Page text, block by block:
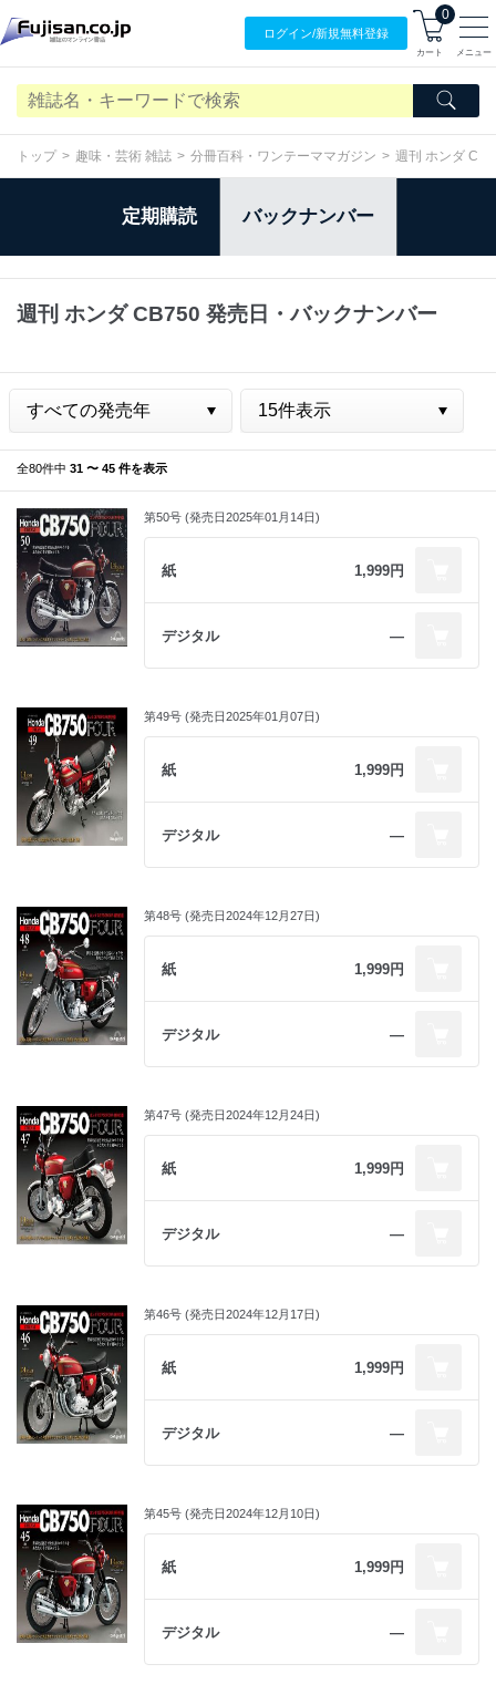
ログイン/新規無料登録
0
カート メニュー
トップ 趣味・芸術 雑誌 分冊百科・ワンテーママガジン 週刊 ホンダ
定期購読 バックナンバー
週刊 ホンダ CB750 発売日・バックナンバー
全80件中 31 〜 45 件を表示
第50号 (発売日2025年01月14日)
紙 1,999円
デジタル ―
第49号 (発売日2025年01月07日)
紙 1,999円
デジタル ―
第48号 (発売日2024年12月27日)
紙 1,999円
デジタル ―
第47号 (発売日2024年12月24日)
紙 1,999円
デジタル ―
第46号 (発売日2024年12月17日)
紙 1,999円
デジタル ―
第45号 (発売日2024年12月10日)
紙 1,999円
デジタル ―